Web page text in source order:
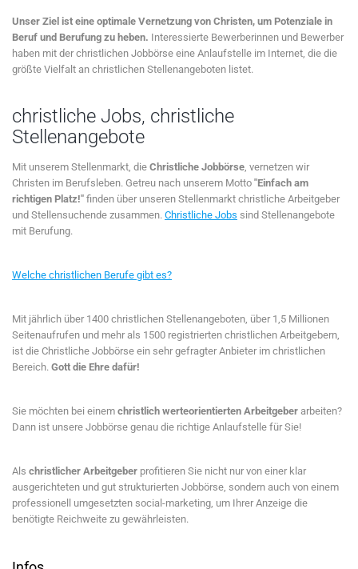
Unser Ziel ist eine optimale Vernetzung von Christen, um Potenziale in
Beruf und Berufung zu heben. Interessierte Bewerberinnen und Bewerber
haben mit der christlichen Jobbörse eine Anlaufstelle im Internet, die die
größte Vielfalt an christlichen Stellenangeboten listet.
christliche Jobs, christliche
Stellenangebote
Mit unserem Stellenmarkt, die Christliche Jobbörse, vernetzen wir
Christen im Berufsleben. Getreu nach unserem Motto "Einfach am
richtigen Platz!" finden über unseren Stellenmarkt christliche Arbeitgeber
und Stellensuchende zusammen. Christliche Jobs sind Stellenangebote
mit Berufung.
Welche christlichen Berufe gibt es?
Mit jährlich über 1400 christlichen Stellenangeboten, über 1,5 Millionen
Seitenaufrufen und mehr als 1500 registrierten christlichen Arbeitgebern,
ist die Christliche Jobbörse ein sehr gefragter Anbieter im christlichen
Bereich. Gott die Ehre dafür!
Sie möchten bei einem christlich werteorientierten Arbeitgeber arbeiten?
Dann ist unsere Jobbörse genau die richtige Anlaufstelle für Sie!
Als christlicher Arbeitgeber profitieren Sie nicht nur von einer klar
ausgerichteten und gut strukturierten Jobbörse, sondern auch von einem
professionell umgesetzten social-marketing, um Ihrer Anzeige die
benötigte Reichweite zu gewährleisten.